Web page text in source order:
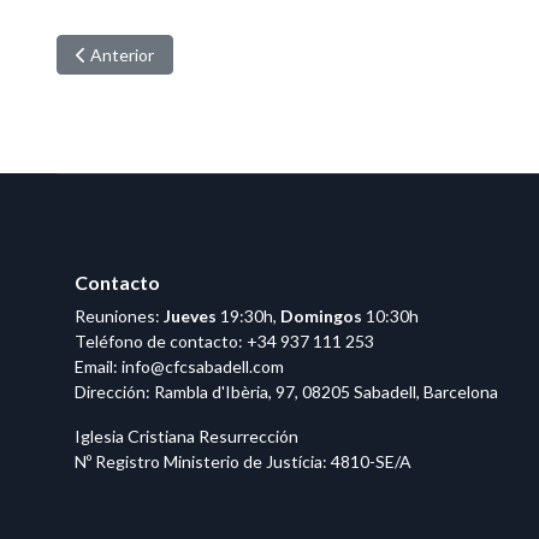
Artículo anterior: CFC comienza 2026 creciendo en
Anterior
Contacto
Reuniones: Jueves 19:30h, Domingos 10:30h
Teléfono de contacto: +34 937 111 253
Email: info@cfcsabadell.com
Dirección: Rambla d'Ibèria, 97, 08205 Sabadell, Barcelona
Iglesia Cristiana Resurrección
Nº Registro Ministerio de Justícia: 4810-SE/A